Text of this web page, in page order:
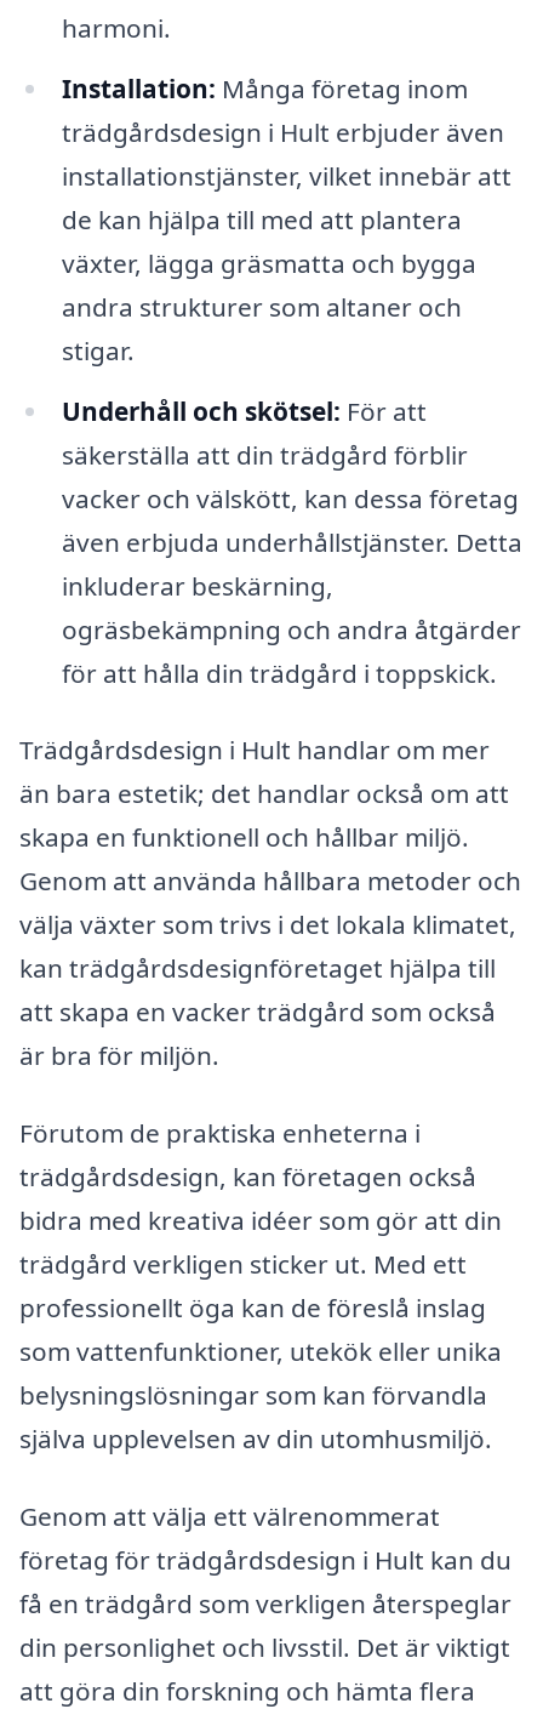
harmoni.
Installation: Många företag inom
trädgårdsdesign i Hult erbjuder även
installationstjänster, vilket innebär att
de kan hjälpa till med att plantera
växter, lägga gräsmatta och bygga
andra strukturer som altaner och
stigar.
Underhåll och skötsel: För att
säkerställa att din trädgård förblir
vacker och välskött, kan dessa företag
även erbjuda underhållstjänster. Detta
inkluderar beskärning,
ogräsbekämpning och andra åtgärder
för att hålla din trädgård i toppskick.
Trädgårdsdesign i Hult handlar om mer
än bara estetik; det handlar också om att
skapa en funktionell och hållbar miljö.
Genom att använda hållbara metoder och
välja växter som trivs i det lokala klimatet,
kan trädgårdsdesignföretaget hjälpa till
att skapa en vacker trädgård som också
är bra för miljön.
Förutom de praktiska enheterna i
trädgårdsdesign, kan företagen också
bidra med kreativa idéer som gör att din
trädgård verkligen sticker ut. Med ett
professionellt öga kan de föreslå inslag
som vattenfunktioner, utekök eller unika
belysningslösningar som kan förvandla
själva upplevelsen av din utomhusmiljö.
Genom att välja ett välrenommerat
företag för trädgårdsdesign i Hult kan du
få en trädgård som verkligen återspeglar
din personlighet och livsstil. Det är viktigt
att göra din forskning och hämta flera